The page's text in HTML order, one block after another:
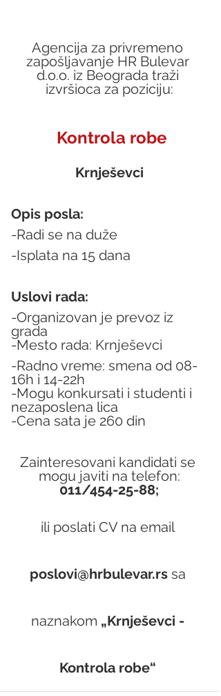
Agencija za privremeno
zapošljavanje HR Bulevar
d.o.o. iz Beograda traži
izvršioca za poziciju:
Kontrola robe
Krnješevci
Opis posla:
-Radi se na duže
-Isplata na 15 dana
Uslovi rada:
-Organizovan je prevoz iz
grada
-Mesto rada: Krnješevci
-Radno vreme: smena od 08-
16h i 14-22h
-Mogu konkursati i studenti i
nezaposlena lica
-Cena sata je 260 din
Zainteresovani kandidati se
mogu javiti na telefon:
011/454-25-88;
ili poslati CV na email
poslovi@hrbulevar.rs sa
naznakom „Krnješevci -
Kontrola robe“